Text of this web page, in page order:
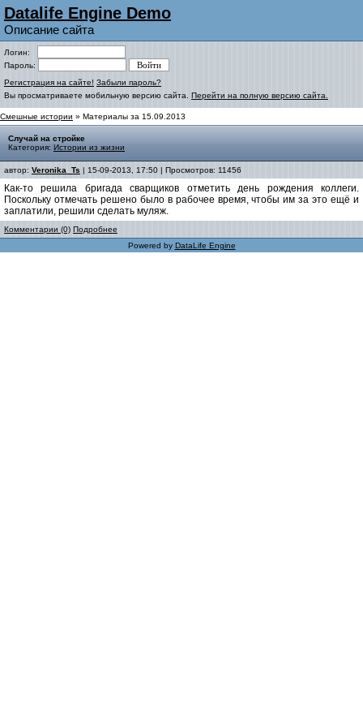
Datalife Engine Demo
Описание сайта
Логин:
Пароль:
Регистрация на сайте! Забыли пароль?
Вы просматриваете мобильную версию сайта. Перейти на полную версию сайта.
Смешные истории » Материалы за 15.09.2013
Случай на стройке
Категория: Истории из жизни
автор: Veronika_Ts | 15-09-2013, 17:50 | Просмотров: 11456
Как-то решила бригада сварщиков отметить день рождения коллеги.
Поскольку отмечать решено было в рабочее время, чтобы им за это ещё и
заплатили, решили сделать муляж.
Комментарии (0) Подробнее
Powered by DataLife Engine